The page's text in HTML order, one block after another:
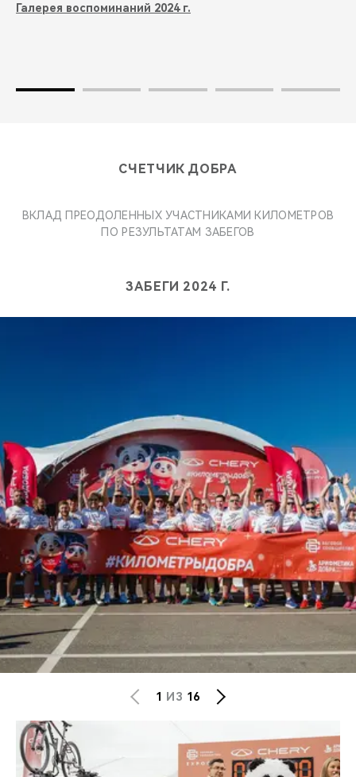
Галерея воспоминаний 2024 г.
СЧЕТЧИК ДОБРА
ВКЛАД ПРЕОДОЛЕННЫХ УЧАСТНИКАМИ КИЛОМЕТРОВ
ПО РЕЗУЛЬТАТАМ ЗАБЕГОВ
ЗАБЕГИ 2024 Г.
1 ИЗ 16